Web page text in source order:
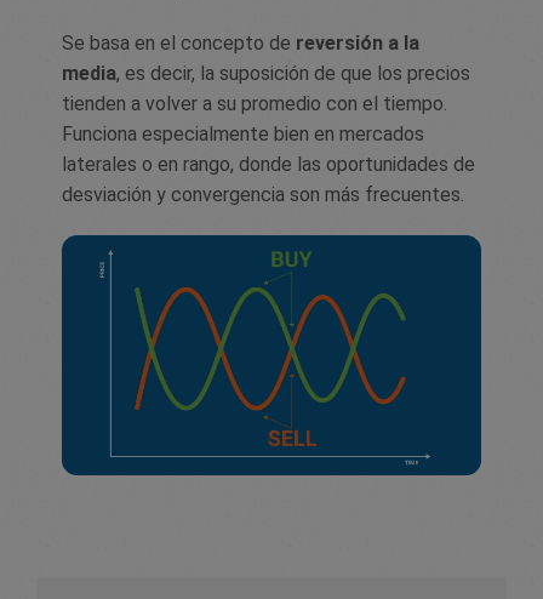
Se basa en el concepto de reversión a la
media, es decir, la suposición de que los precios
tienden a volver a su promedio con el tiempo.
Funciona especialmente bien en mercados
laterales o en rango, donde las oportunidades de
desviación y convergencia son más frecuentes.